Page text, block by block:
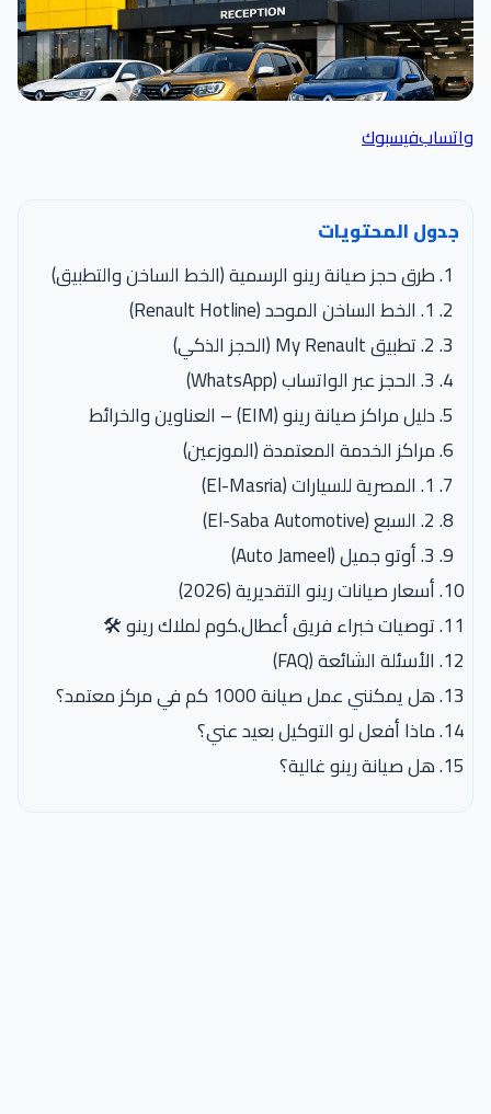
فيسبوك
جدول المحتويات
طرق حجز صيانة رينو الرسمية (الخط الساخن والتطبيق)
1. الخط الساخن الموحد (Renault Hotline)
2. تطبيق My Renault (الحجز الذكي)
3. الحجز عبر الواتساب (WhatsApp)
دليل مراكز صيانة رينو (EIM) – العناوين والخرائط
مراكز الخدمة المعتمدة (الموزعين)
1. المصرية للسيارات (El-Masria)
2. السبع (El-Saba Automotive)
3. أوتو جميل (Auto Jameel)
أسعار صيانات رينو التقديرية (2026)
توصيات خبراء فريق أعطال.كوم لملاك رينو 🛠️
الأسئلة الشائعة (FAQ)
هل يمكنني عمل صيانة 1000 كم في مركز معتمد؟
ماذا أفعل لو التوكيل بعيد عني؟
هل صيانة رينو غالية؟